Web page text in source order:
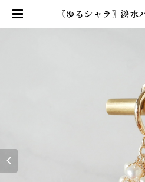
〖ゆるシャラ〗淡水